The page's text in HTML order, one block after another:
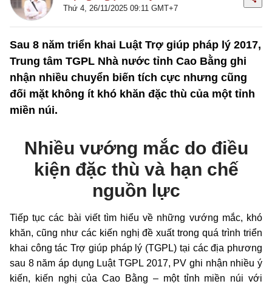
Thứ 4, 26/11/2025 09:11 GMT+7
Sau 8 năm triển khai Luật Trợ giúp pháp lý 2017,
Trung tâm TGPL Nhà nước tỉnh Cao Bằng ghi
nhận nhiều chuyển biến tích cực nhưng cũng
đối mặt không ít khó khăn đặc thù của một tỉnh
miền núi.
Nhiều vướng mắc do điều
kiện đặc thù và hạn chế
nguồn lực
Tiếp tục các bài viết tìm hiểu về những vướng mắc, khó
khăn, cũng như các kiến nghị đề xuất trong quá trình triển
khai công tác Trợ giúp pháp lý (TGPL) tại các địa phương
sau 8 năm áp dụng Luật TGPL 2017, PV ghi nhận nhiều ý
kiến, kiến nghị của Cao Bằng – một tỉnh miền núi với